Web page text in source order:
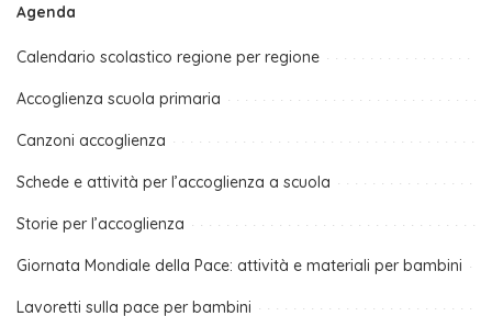
Agenda
Calendario scolastico regione per regione
Accoglienza scuola primaria
Canzoni accoglienza
Schede e attività per l’accoglienza a scuola
Storie per l’accoglienza
Giornata Mondiale della Pace: attività e materiali per bambini
Lavoretti sulla pace per bambini